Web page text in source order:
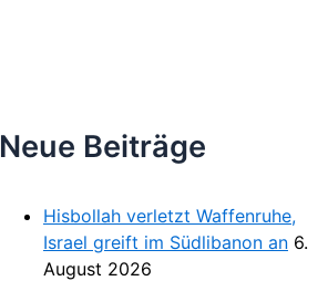
Neue Beiträge
Hisbollah verletzt Waffenruhe,
Israel greift im Südlibanon an 6.
August 2026